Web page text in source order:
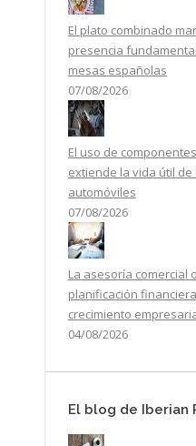
El plato combinado
presencia
mesas españolas
07/08/2026
El uso de
extiende la vida útil de
automóviles
07/08/2026
La asesoría comercial
planificación
crecimiento
04/08/2026
El blog de Iberian